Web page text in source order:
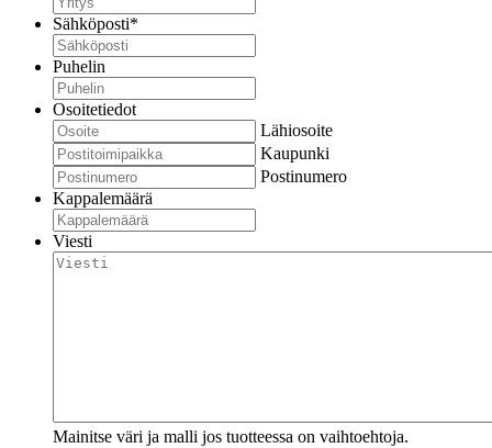
Sähköposti*
Puhelin
Osoitetiedot
Lähiosoite
Kaupunki
Postinumero
Kappalemäärä
Viesti
Mainitse väri ja malli jos tuotteessa on vaihtoehtoja.